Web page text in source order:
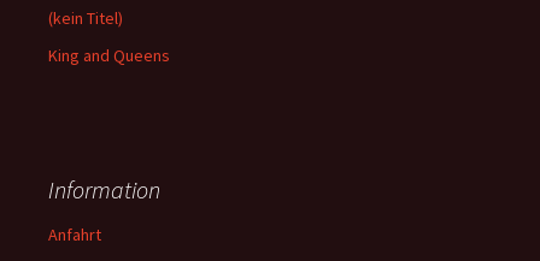
(kein Titel)
King and Queens
Information
Anfahrt